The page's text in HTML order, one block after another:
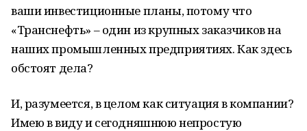
ваши инвестиционные планы, потому что
«Транснефть» – один из крупных заказчиков на
наших промышленных предприятиях. Как здесь
обстоят дела?
И, разумеется, в целом как ситуация в компании?
Имею в виду и сегодняшнюю непростую